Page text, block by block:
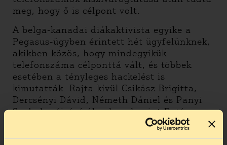
meg, hogy ő is célpont volt.
A belga-kanadai diákaktivista egyike a
Pegasus-ügyben érintett hét ügyfelünknek,
akikben közös, hogy mindegyikük
telefonszáma célponttá vált, és többek
esetében a tényleges hackelést is
kimutatták. Rajta kívül Csikász Brigitta,
Dercsényi Dávid, Németh Dániel és Panyi
Szabolcs újságíróknak, valamint Patócs
Ilona ügyvédnek is jogi képviseletet